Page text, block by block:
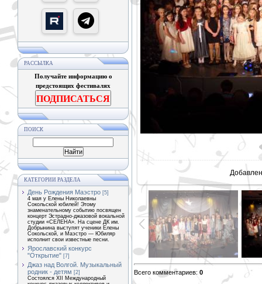
РАССЫЛКА
Получайте информацию о
предстоящих фестивалях
ПОДПИСАТЬСЯ
ПОИСК
КАТЕГОРИИ РАЗДЕЛА
День Рождения Маэстро [5]
4 мая у Елены Николаевны
Сокольской юбилей! Этому
знаменательному событию посвящен
концерт Эстрадно-джазовой вокальной
студии «СЕЛЕНА». На сцене ДК им.
Добрынина выступят ученики Елены
Сокольской, и Маэстро — Юбиляр
исполнит свои известные песни.
Ярославский конкурс
"Открытие" [7]
Джаз над Волгой. Музыкальный
родник - детям [2]
Состоялся XII Международный
В
Всего комментариев: 0